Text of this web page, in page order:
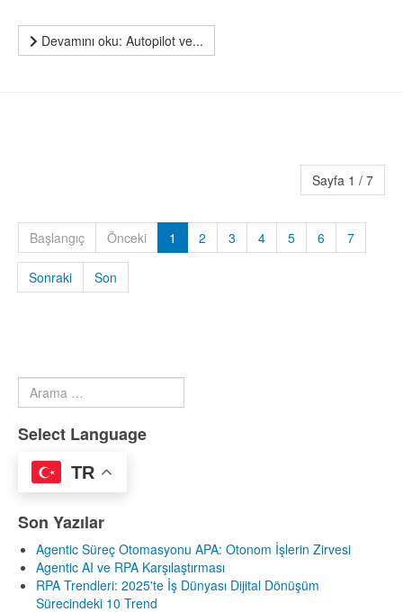
Devamını oku: Autopilot ve...
Sayfa 1 / 7
Başlangıç Önceki 1 2 3 4 5 6 7
Sonraki Son
Arama
Select Language
TR
Son Yazılar
Agentic Süreç Otomasyonu APA: Otonom İşlerin Zirvesi
Agentic AI ve RPA Karşılaştırması
RPA Trendleri: 2025'te İş Dünyası Dijital Dönüşüm
Sürecindeki 10 Trend